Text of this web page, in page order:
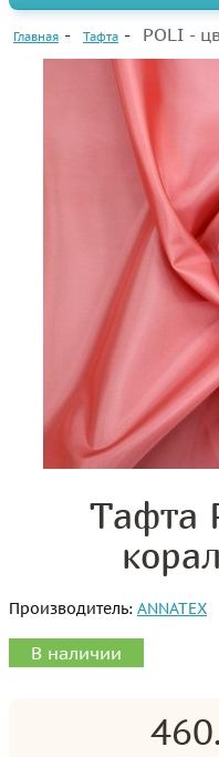
Главная Тафта POLI -
Тафта
Производитель: ANNATEX
В наличии